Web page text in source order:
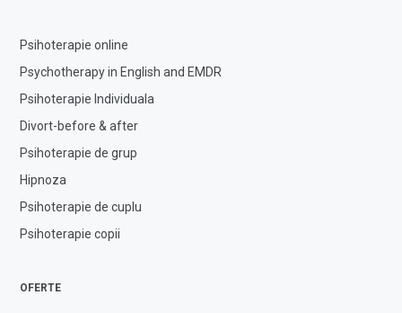
Psihoterapie online
Psychotherapy in English and EMDR
Psihoterapie Individuala
Divort-before & after
Psihoterapie de grup
Hipnoza
Psihoterapie de cuplu
Psihoterapie copii
OFERTE